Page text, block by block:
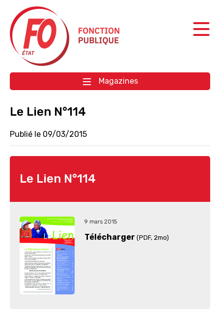
Aller à la navigation
Aller au contenu
Magazines
Le Lien N°114
Publié le 09/03/2015
Le Lien N°114
9 mars 2015
Télécharger (PDF, 2mo)